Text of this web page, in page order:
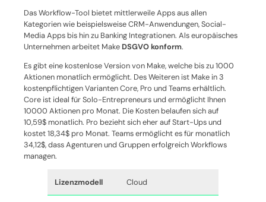
Das Workflow-Tool bietet mittlerweile Apps aus allen
Kategorien wie beispielsweise CRM-Anwendungen, Social-
Media Apps bis hin zu Banking Integrationen. Als europäisches
Unternehmen arbeitet Make DSGVO konform.
Es gibt eine kostenlose Version von Make, welche bis zu 1000
Aktionen monatlich ermöglicht. Des Weiteren ist Make in 3
kostenpflichtigen Varianten Core, Pro und Teams erhältlich.
Core ist ideal für Solo-Entrepreneurs und ermöglicht Ihnen
10000 Aktionen pro Monat. Die Kosten belaufen sich auf
10,59$ monatlich. Pro bezieht sich eher auf Start-Ups und
kostet 18,34$ pro Monat. Teams ermöglicht es für monatlich
34,12$, dass Agenturen und Gruppen erfolgreich Workflows
managen.
Lizenzmodell Cloud